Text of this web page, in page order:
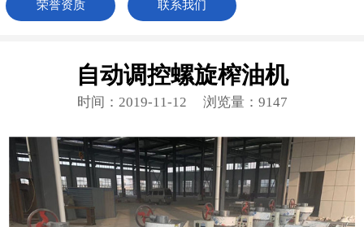
荣誉资质 联系我们
自动调控螺旋榨油机
时间：2019-11-12 浏览量：9147